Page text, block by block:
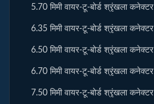
5.70 मिमी वायर-टू-बोर्ड श्रृंखला कनेक्टर
6.35 मिमी वायर-टू-बोर्ड श्रृंखला कनेक्टर
6.50 मिमी वायर-टू-बोर्ड श्रृंखला कनेक्टर
6.70 मिमी वायर-टू-बोर्ड श्रृंखला कनेक्टर
7.50 मिमी वायर-टू-बोर्ड श्रृंखला कनेक्टर